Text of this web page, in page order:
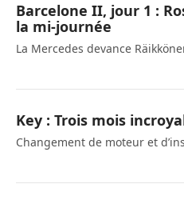
Barcelone II, jour 1 :
la mi-journée
La Mercedes devance
Key : Trois mois
Changement de moteur et